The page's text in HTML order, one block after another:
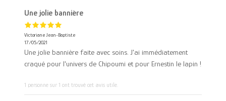
Une jolie bannière
Victoriane Jean-Baptiste
17/05/2021
Une jolie bannière faite avec soins. J'ai immédiatement
craqué pour l'univers de Chipoumi et pour Ernestin le lapin !
1 personne sur 1 ont trouvé cet avis utile.